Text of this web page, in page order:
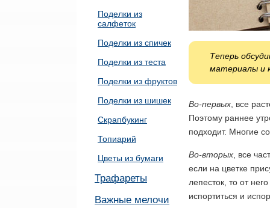
Поделки из
салфеток
Поделки из спичек
Поделки из теста
Поделки из фруктов
Поделки из шишек
Скрапбукинг
Топиарий
Цветы из бумаги
Трафареты
Важные мелочи
Теперь
материалы и
Во-первых , все
Поэтому раннее
подходит. Многие
Во-вторых , все
если на цветке
лепесток, то от
испортиться и